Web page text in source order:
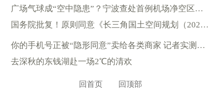
广场气球成“空中隐患”？宁波查处首例机场净空区违规气球案
国务院批复！原则同意《长三角国土空间规划（2023—2035年）》
你的手机号正被“隐形同意”卖给各类商家 记者实测六大平台
去深秋的东钱湖赴一场2℃的清欢
回首页 回顶部